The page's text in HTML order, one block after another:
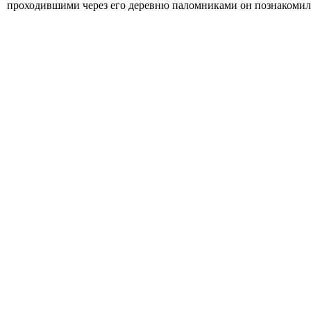
проходившими через его деревню паломниками он